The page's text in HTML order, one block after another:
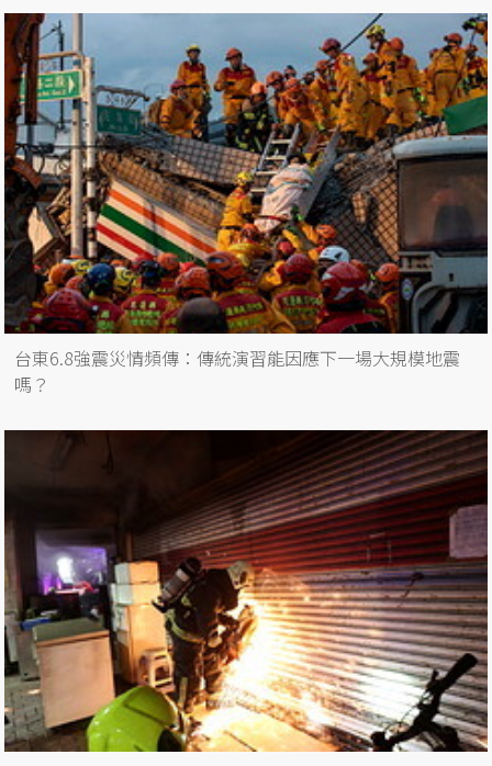
台東6.8強震災情頻傳：傳統演習能因應下一場大規模地震
嗎？